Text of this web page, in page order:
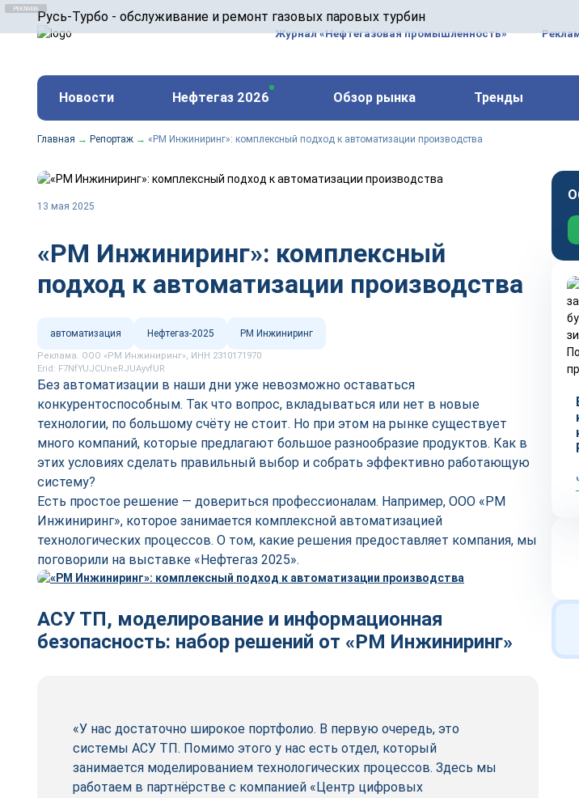
Русь-Турбо - обслуживание и ремонт газовых паровых турбин
ООО «Русь-Турбо» занимается сервисом газовых и паровых турбин, комплексным
оборудования ТЭС, зарубежных поршневых машин и компрессоров, которые
и других предприятиях.
Реклама. ООО «Русь-Турбо», ИНН 7802588950
erid: F7NfYUJCUneVdwPs4znf
Журнал «Нефтегазовая промышленность»
Новости Нефтегаз 2026 Обзор рынка Тренды
Главная → Репортаж → «РМ Инжиниринг»: комплексный подход к автоматизации производства
13 мая 2025
«РМ Инжиниринг»: комплексный
подход к автоматизации производства
автоматизация Нефтегаз-2025 РМ Инжиниринг
Реклама. ООО «РМ Инжиниринг», ИНН 2310171970
Erid: F7NfYUJCUneRJUAyvfUR
Без автоматизации в наши дни уже невозможно оставаться
конкурентоспособным. Так что вопрос, вкладываться или нет в новые
технологии, по большому счёту не стоит. Но при этом на рынке существует
много компаний, которые предлагают большое разнообразие продуктов. Как в
этих условиях сделать правильный выбор и собрать эффективно работающую
систему?
Есть простое решение — довериться профессионалам. Например, ООО «РМ
Инжиниринг», которое занимается комплексной автоматизацией
технологических процессов. О том, какие решения предоставляет компания, мы
поговорили на выставке «Нефтегаз 2025».
АСУ ТП, моделирование и информационная
безопасность: набор решений от «РМ Инжиниринг»
«У нас достаточно широкое портфолио. В первую очередь, это
системы АСУ ТП. Помимо этого у нас есть отдел, который
занимается моделированием технологических процессов. Здесь мы
работаем в партнёрстве с компанией «Центр цифровых